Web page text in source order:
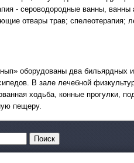
- сероводородные ванны,
отвары трав; спелеотерапия;
оборудованы два
В зале лечебной
ходьба, конные прогулки,
пещеру.